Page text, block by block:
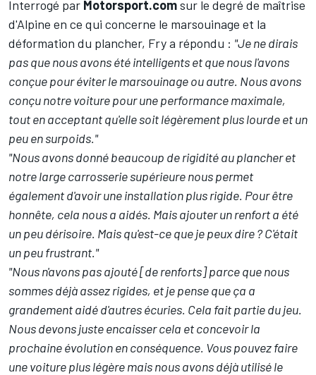
Interrogé par Motorsport.comsur le degré de maîtrise
d'Alpine en ce qui concerne le marsouinage et la
déformation du plancher, Fry a répondu : "Je ne dirais
pas que nous avons été intelligents et que nous l'avons
conçue pour éviter le marsouinage ou autre. Nous avons
conçu notre voiture pour une performance maximale,
tout en acceptant qu'elle soit légèrement plus lourde et un
peu en surpoids."
"Nous avons donné beaucoup de rigidité au plancher et
notre large carrosserie supérieure nous permet
également d'avoir une installation plus rigide. Pour être
honnête, cela nous a aidés. Mais ajouter un renfort a été
un peu dérisoire. Mais qu'est-ce que je peux dire ? C'était
un peu frustrant."
"Nous n'avons pas ajouté [de renforts] parce que nous
sommes déjà assez rigides, et je pense que ça a
grandement aidé d'autres écuries. Cela fait partie du jeu.
Nous devons juste encaisser cela et concevoir la
prochaine évolution en conséquence. Vous pouvez faire
une voiture plus légère mais nous avons déjà utilisé le